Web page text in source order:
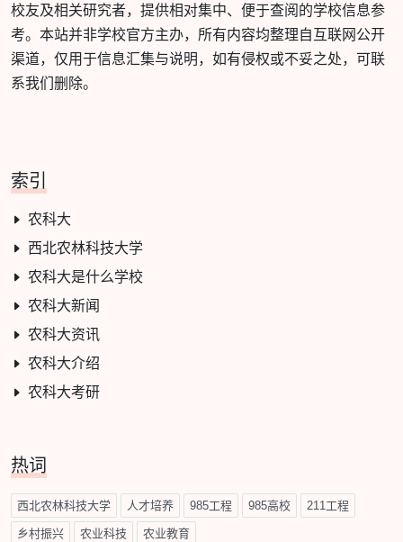
校友及相关研究者，提供相对集中、便于查阅的学校信息参
考。本站并非学校官方主办，所有内容均整理自互联网公开
渠道，仅用于信息汇集与说明，如有侵权或不妥之处，可联
系我们删除。
索引
农科大
西北农林科技大学
农科大是什么学校
农科大新闻
农科大资讯
农科大介绍
农科大考研
热词
西北农林科技大学 人才培养 985工程 985高校 211工程
乡村振兴 农业科技 农业教育